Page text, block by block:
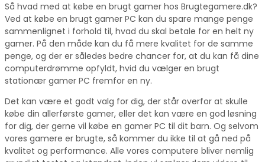
Så hvad med at købe en brugt gamer hos Brugtegamere.dk?
Ved at købe en brugt gamer PC kan du spare mange penge
sammenlignet i forhold til, hvad du skal betale for en helt ny
gamer. På den måde kan du få mere kvalitet for de samme
penge, og der er således bedre chancer for, at du kan få dine
computerdrømme opfyldt, hvid du vælger en brugt
stationær gamer PC fremfor en ny.
Det kan være et godt valg for dig, der står overfor at skulle
købe din allerførste gamer, eller det kan være en god løsning
for dig, der gerne vil købe en gamer PC til dit barn. Og selvom
vores gamere er brugte, så kommer du ikke til at gå ned på
kvalitet og performance. Alle vores computere bliver nemlig